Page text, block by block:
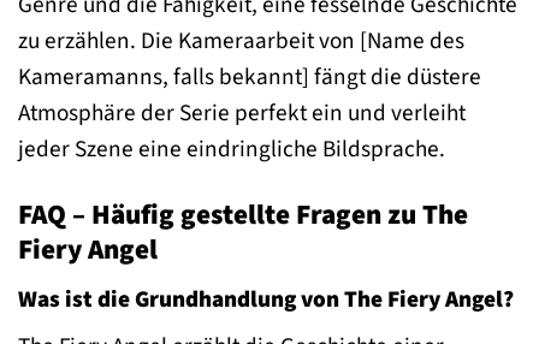
zu erzählen. Die Kameraarbeit von [Name des
Kameramanns, falls bekannt] fängt die düstere
Atmosphäre der Serie perfekt ein und verleiht
jeder Szene eine eindringliche Bildsprache.
FAQ – Häufig gestellte Fragen zu The
Fiery Angel
Was ist die Grundhandlung von The Fiery Angel?